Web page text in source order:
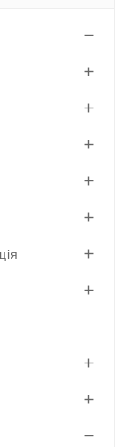










